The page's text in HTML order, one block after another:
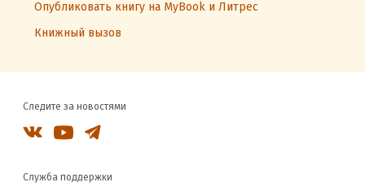
Опубликовать книгу на MyBook и Литрес
Книжный вызов
Следите за новостями
Служба поддержки